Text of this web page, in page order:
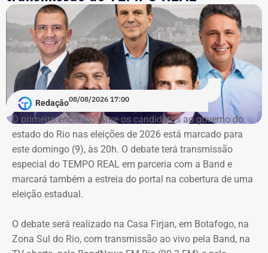
A nova prorrogação contratualganha destaque em meio
ao cerco do órgãocontra as contratações do município
com a mesma prestadora de serviços.
Conforme noticiado no último sábado (18), o plenário do
TCE determinou, por unanimidade, que a Prefeitura de
Duque de Caxias anule no prazo de 15 dias o contrato
firmado com a Geo Ambiental para o mesmo fim
(locação de maquinários e equipamentos). Na ocasião, a
Corte ordenou também a suspensão imediata dos
pagamentos decorrentes do acordo milionário, que
ultrapassava R$ 100 milhões.
Montebello Willeman, que apontou uma série de
irregularidades no planejamento da concorrência
Redação08/08/2026 17:00
O primeiro encontro entre os candidatos ao ⁠governo do
estado do Rio nas eleições de 2026 está marcado para
este domingo (9), às 20h. O debate terá transmissão
especial do TEMPO REAL em parceria com a Band e
marcará também a estreia do portal na cobertura de uma
eleição estadual.
O debate será realizado na Casa Firjan, em Botafogo, na
Zona Sul do Rio, com transmissão ao vivo pela Band, na